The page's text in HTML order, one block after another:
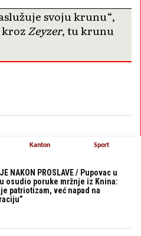
svoju krunu“,
krozZeyzer, tu krunu
NAKON PROSLAVE / Pupovac u
osudio poruke mržnje iz Knina:
patriotizam, već napad na
Kanton Sport